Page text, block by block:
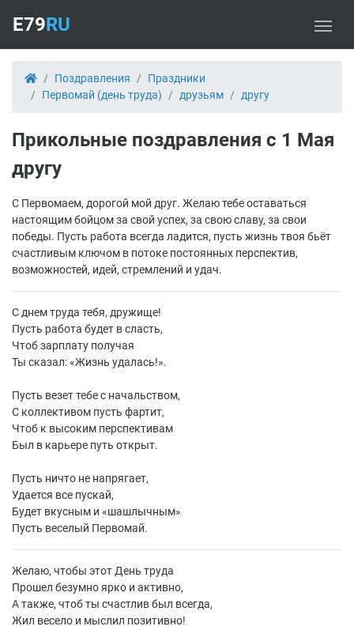
E79RU
Поздравления
Праздники
Первомай (день труда)
друзьям другу
Прикольные поздравления с 1 Мая
другу
С Первомаем, дорогой мой друг. Желаю тебе оставаться
настоящим бойцом за свой успех, за свою славу, за свои
победы. Пусть работа всегда ладится, пусть жизнь твоя бьёт
счастливым ключом в потоке постоянных перспектив,
возможностей, идей, стремлений и удач.
С днем труда тебя, дружище!
Пусть работа будет в сласть,
Чтоб зарплату получая
Ты сказал: «Жизнь удалась!».
Пусть везет тебе с начальством,
С коллективом пусть фартит,
Чтоб к высоким перспективам
Был в карьере путь открыт.
Пусть ничто не напрягает,
Удается все пускай,
Будет вкусным и «шашлычным»
Пусть веселый Первомай.
Желаю, чтобы этот День труда
Прошел безумно ярко и активно,
А также, чтоб ты счастлив был всегда,
Жил весело и мыслил позитивно!